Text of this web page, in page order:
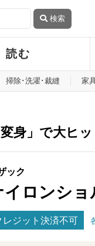
検索
読む
掃除･洗濯･裁縫 家
変身」で大ヒ
ック
イロンショ
レジット決済不可